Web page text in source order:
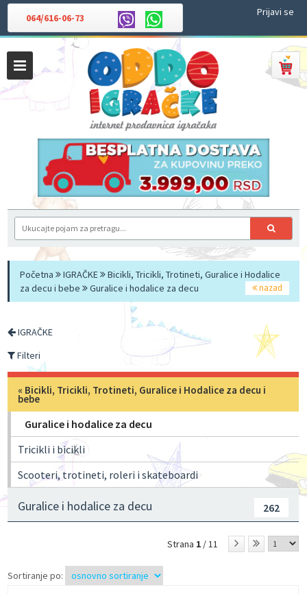
064/616-06-73 Prijavi se
Početna IGRAČKE
Bicikli, Tricikli, Trotineti, Guralice i Hodalice
za decu i bebe
Guralice i hodalice za decu nazad
IGRAČKE
Filteri
« Bicikli, Tricikli, Trotineti, Guralice i Hodalice za decu i
bebe
Guralice i hodalice za decu
Tricikli i bicikli
Scooteri, trotineti, roleri i skateboardi
Guralice i hodalice za decu 262
Strana 1 / 11
Sortiranje po: